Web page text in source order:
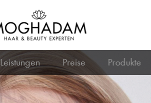
Leistungen Preise Produkte